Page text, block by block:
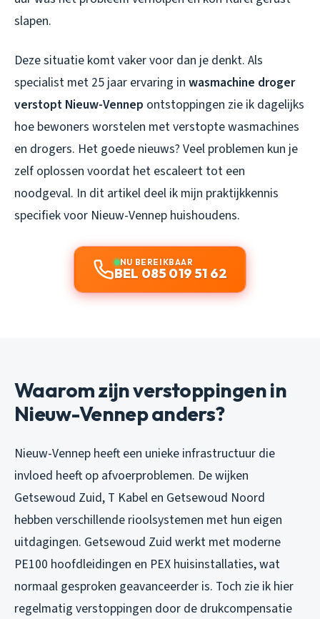
slapen.
Deze situatie komt vaker voor dan je denkt. Als
specialist met 25 jaar ervaring in wasmachine droger
verstopt Nieuw-Vennep ontstoppingen zie ik dagelijks
hoe bewoners worstelen met verstopte wasmachines
en drogers. Het goede nieuws? Veel problemen kun je
zelf oplossen voordat het escaleert tot een
noodgeval. In dit artikel deel ik mijn praktijkkennis
specifiek voor Nieuw-Vennep huishoudens.
NU BEREIKBAAR
BEL 085 019 51 62
Waarom zijn verstoppingen in
Nieuw-Vennep anders?
Nieuw-Vennep heeft een unieke infrastructuur die
invloed heeft op afvoerproblemen. De wijken
Getsewoud Zuid, T Kabel en Getsewoud Noord
hebben verschillende rioolsystemen met hun eigen
uitdagingen. Getsewoud Zuid werkt met moderne
PE100 hoofdleidingen en PEX huisinstallaties, wat
normaal gesproken geavanceerder is. Toch zie ik hier
regelmatig verstoppingen door de drukcompensatie